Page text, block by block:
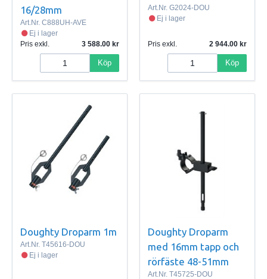
16/28mm
Art.Nr. C888UH-AVE
Ej i lager
Pris exkl.
3 588.00
Köp
Art.Nr. G2024-DOU
Ej i lager
Pris exkl. 2 944.00
Köp
Doughty Droparm 1m
Art.Nr. T45616-DOU
Ej i lager
Doughty Droparm
med 16mm tapp och
rörfäste 48-51mm
Art.Nr. T45725-DOU